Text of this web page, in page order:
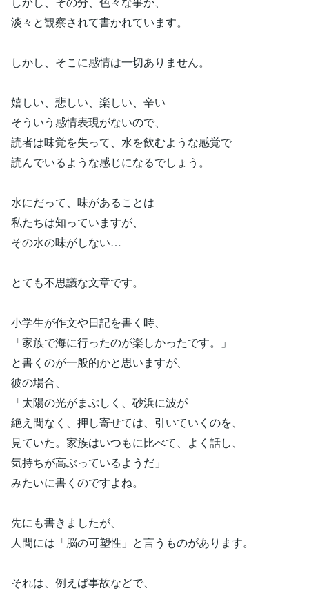
淡々と観察されて書かれています。
しかし、そこに感情は一切ありません。
嬉しい、悲しい、楽しい、辛い
そういう感情表現がないので、
読者は味覚を失って、水を飲むような感覚で
読んでいるような感じになるでしょう。
水にだって、味があることは
私たちは知っていますが、
その水の味がしない…
とても不思議な文章です。
小学生が作文や日記を書く時、
「家族で海に行ったのが楽しかったです。」
と書くのが一般的かと思いますが、
彼の場合、
「太陽の光がまぶしく、砂浜に波が
絶え間なく、押し寄せては、引いていくのを、
見ていた。家族はいつもに比べて、よく話し、
気持ちが高ぶっているようだ」
みたいに書くのですよね。
先にも書きましたが、
人間には「脳の可塑性」と言うものがあります。
それは、例えば事故などで、